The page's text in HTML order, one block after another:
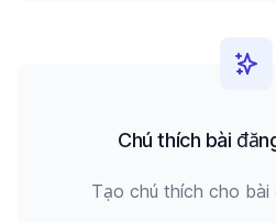
Chú thích bài
Tạo chú thích cho bài